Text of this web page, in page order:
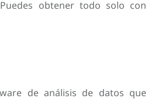
obtener todo solo con
de análisis de datos que